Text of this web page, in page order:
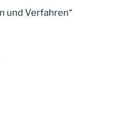
und Verfahren“